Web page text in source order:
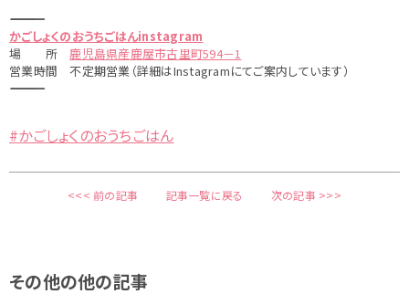
――――――――――――――――――――
かごしょくのおうちごはんinstagram
場 所鹿児島県産鹿屋市古里町594－1
営業時間 不定期営業（詳細はInstagramにてご案内しています）
――――――――――――――――――――
#かごしょくのおうちごはん
<<< 前の記事 記事一覧に戻る 次の記事 >>>
その他の他の記事